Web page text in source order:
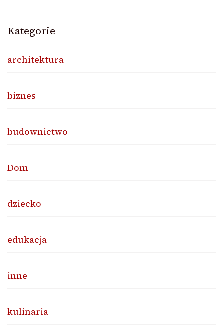
Kategorie
architektura
biznes
budownictwo
Dom
dziecko
edukacja
inne
kulinaria